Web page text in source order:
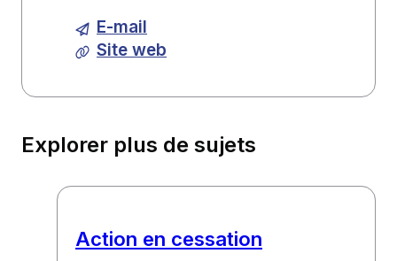
E-mail
Site web
Explorer plus de sujets
Action en cessation